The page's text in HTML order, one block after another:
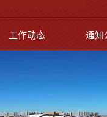
工作动态 通知